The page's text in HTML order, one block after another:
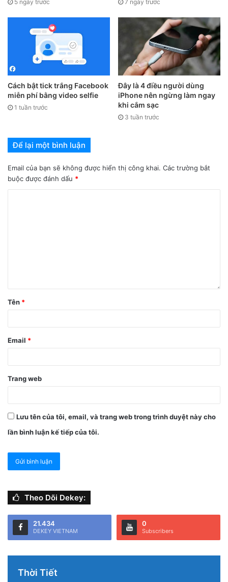
Chúc các bạn thành công nhé, nếu thấy hữu ích đừng quên
5 ngày trước 7 ngày trước
Cách bật tick trắng Facebook
miễn phí bằng video selfie
1 tuần trước
Đây là 4 điều người dùng
iPhone nên ngừng làm ngay
khi cắm sạc
3 tuần trước
Để lại một bình luận
Email của bạn sẽ không được hiển thị công khai. Các trường bắt
buộc được đánh dấu *
Tên *
Email *
Trang web
Lưu tên của tôi, email, và trang web trong trình duyệt này cho
lần bình luận kế tiếp của tôi.
Theo Dõi Dekey:
21.434
DEKEY VIETNAM
0
Subscribers
Thời Tiết